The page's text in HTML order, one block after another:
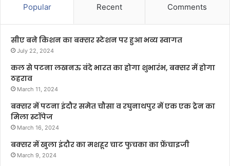
Popular Recent Comments
सीए बने किशन का बक्सर स्टेशन पर हुआ भव्य स्वागत
July 22, 2024
कल से पटना लखनऊ वंदे भारत का होगा शुभारंभ, बक्सर में होगा
ठहराव
March 11, 2024
बक्सर में पटना इंदौर समेत चौसा व रघुनाथपुर में एक एक ट्रेन का
मिला स्टॉपेज
March 16, 2024
बक्सर में खुला इंदौर का मशहूर चाट फुचका का फ्रेंचाइजी
March 9, 2024